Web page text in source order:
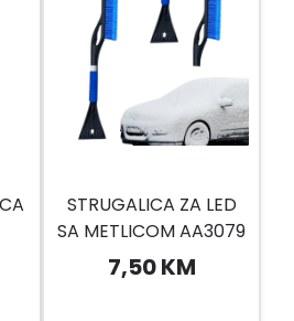
STRUGALICA ZA LED
SA METLICOM AA3079
7,50 KM